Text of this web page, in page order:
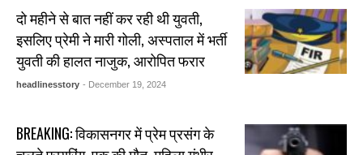
दो महीने से बात नहीं कर रही थी युवती,
इसलिए प्रेमी ने मारी गोली, अस्पताल में भर्ती
युवती की हालत नाजुक, आरोपित फरार
headlinesstory - December 19, 2024
BREAKING: विकासनगर में प्रेम प्रसंग के